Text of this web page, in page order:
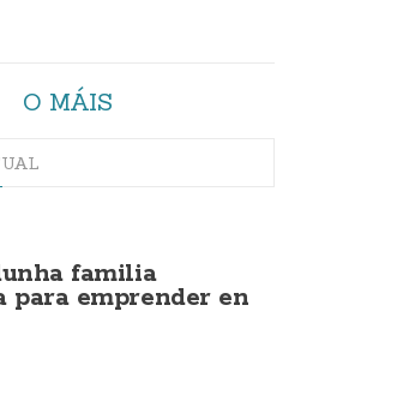
O MÁIS
familia
para emprender en